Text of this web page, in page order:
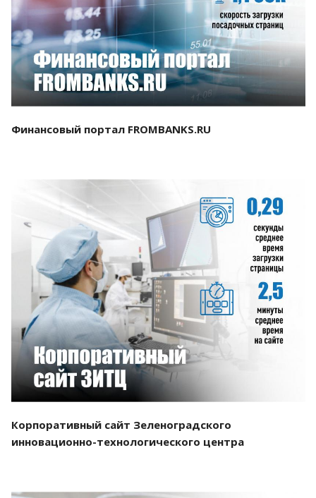
Смотреть проект
Финансовый портал FROMBANKS.RU
Смотреть проект
Корпоративный сайт Зеленоградского
инновационно-технологического центра